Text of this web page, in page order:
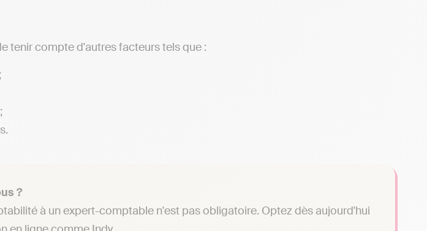
tenir compte d'autres facteurs tels que :
?
à un expert-comptable n'est pas obligatoire. Optez dès aujourd'hui